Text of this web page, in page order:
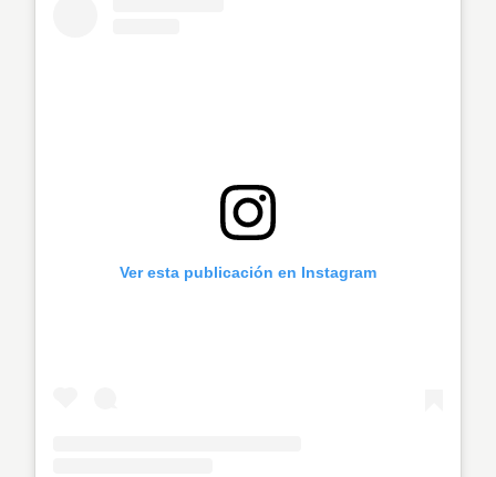
Ver esta publicación en Instagram